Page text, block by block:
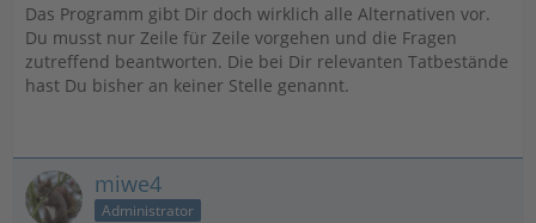
Das Programm gibt Dir doch wirklich alle Alternativen vor.
Du musst nur Zeile für Zeile vorgehen und die Fragen
zutreffend beantworten. Die bei Dir relevanten Tatbestände
hast Du bisher an keiner Stelle genannt.
miwe4
Administrator